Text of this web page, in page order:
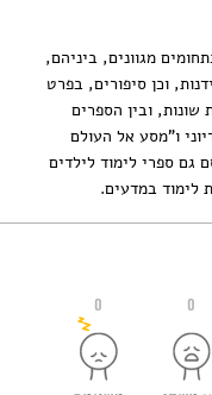
מגוונים, ביניהם,
וכן סיפורים, בפרט
שונות, ובין הספרים
ו"מסע אל העולם
גם ספרי לימוד לילדים
לימוד במדעים.
0 0